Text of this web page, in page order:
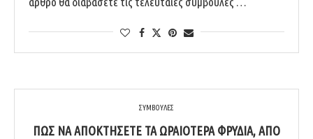
ΣΥΜΒΟΥΛΕΣ
ΠΏΣ ΝΑ ΑΠΟΚΤΉΣΕΤΕ ΤΑ ΩΡΑΙΌΤΕΡΑ ΦΡΎΔΙΑ, ΑΠΌ